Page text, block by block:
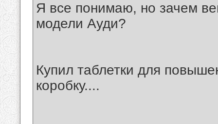
Я все понимаю, но зачем
модели Ауди?
Купил таблетки для
коробку....